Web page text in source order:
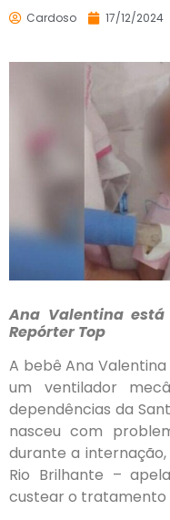
Cardoso 17/12/2024
Ana Valentina
Repórter Top
A bebê Ana
um ventilador
dependências da
nasceu com
durante a
Rio Brilhante –
custear o tratamento